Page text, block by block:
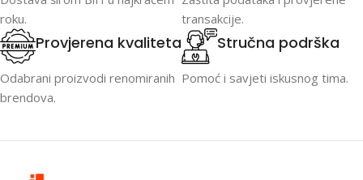
roku.
transakcije.
Provjerena kvaliteta
Odabrani proizvodi renomiranih
brendova.
Stručna podrška
Pomoć i savjeti iskusnog tima.